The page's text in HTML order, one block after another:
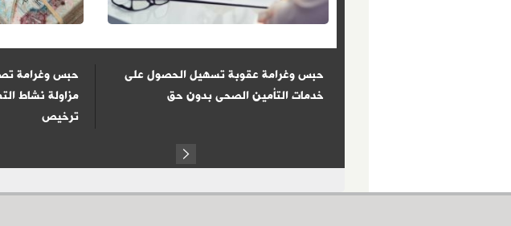
حبس وغرامة
مزاولة نشاط
ترخيص
حبس وغرامة عقوبة تسهيل الحصول على
خدمات التأمين الصحى بدون حق
Next